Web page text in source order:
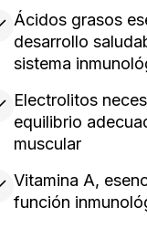
Ácidos grasos
desarrollo
sistema
Electrolitos
equilibrio
muscular
Vitamina A,
función